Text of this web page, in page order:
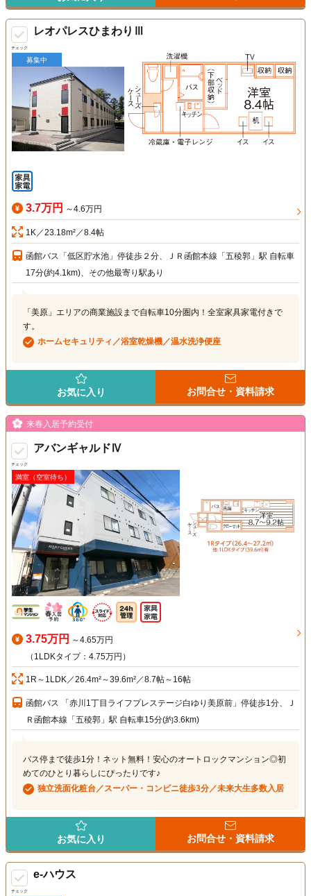
チェック
レオパレスひまわりⅢ
募集中
3.7万円 ～4.6万円
1K／23.18m²／8.4帖
函館バス「低区貯水池」停徒歩２分、ＪＲ函館本線「五稜郭」駅 自転車
17分(約4.1km)、その他最寄り駅あり
「美原」エリアの商業施設まで自転車10分圏内！全室家具家電付きで
す。
ホームセキュリティ／浴室乾燥機／温水洗浄便座
お気に入り お問合せ・資料請求
チェック
来春入居予約受付
アバンギャルドⅣ
満室（空室待ち）
3.75万円 ～4.65万円
（1LDKタイプ：4.75万円）
1R～1LDK／26.4m²～39.6m²／8.7帖～16帖
函館バス 「赤川1丁目ライフプレステージ白ゆり美原前」停徒歩1分、Ｊ
Ｒ函館本線「五稜郭」駅 自転車15分(約3.6km)
バス停まで徒歩1分！ネット無料！安心のオートロックマンション◎初
めてのひとり暮らしにぴったりです♪
独立洗面化粧台／スーパー・コンビニ徒歩3分／未来大生多数入居
お気に入り お問合せ・資料請求
チェック
e-ハウス